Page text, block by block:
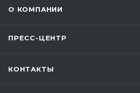
О КОМПАНИИ
ПРЕСС-ЦЕНТР
КОНТАКТЫ